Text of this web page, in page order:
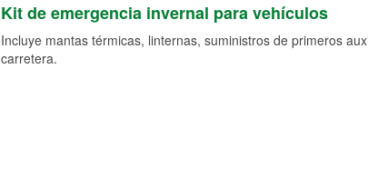
Kit de emergencia invernal para vehículos
Incluye mantas térmicas, linternas, suministros de primeros
carretera.